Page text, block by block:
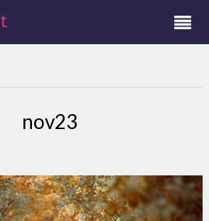
nov23